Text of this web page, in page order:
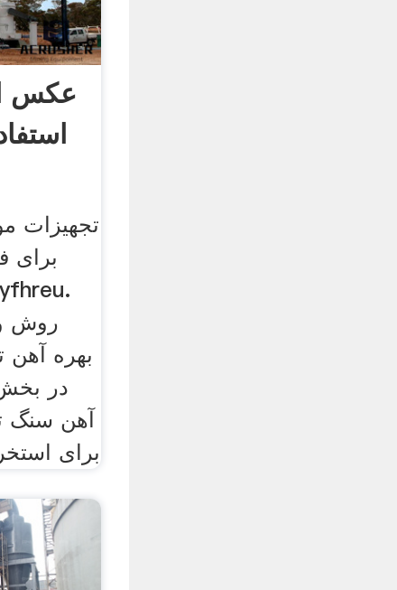
عکس
تجهیزات
برای
روش
بهره آهن
در
آهن سنگ
برای